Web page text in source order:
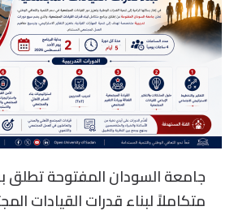
جامعة السودان المفتوحة تطلق
متكاملاً لبناء قدرات القيادات